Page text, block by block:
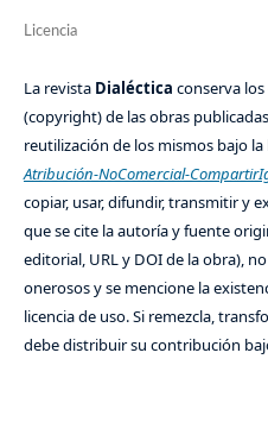
Licencia
La revista Dialéctica conserva
(copyright) de las obras
reutilización de los mismos bajo la
Atribución-NoComercial-
copiar, usar, difundir, transmitir y
que se cite la autoría y fuente
editorial, URL y DOI de la obra),
onerosos y se mencione la
licencia de uso. Si remezcla,
debe distribuir su contribución